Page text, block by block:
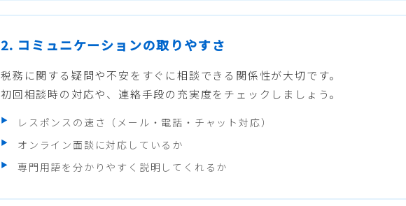
2. コミュニケーションの取りやすさ
税務に関する疑問や不安をすぐに相談できる関係性が大切です。
初回相談時の対応や、連絡手段の充実度をチェックしましょう。
レスポンスの速さ（メール・電話・チャット対応）
オンライン面談に対応しているか
専門用語を分かりやすく説明してくれるか